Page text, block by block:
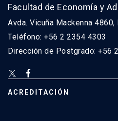
Facultad de Economía y
Avda. Vicuña Mackenna
Teléfono: +56 2 2354 4303
Dirección de Postgrado: +56
ACREDITACIÓN